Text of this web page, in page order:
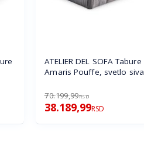
ATELIER DEL SOFA Tabure
Amaris Pouffe, svetlo siva
70.199,99RSD
38.189,99RSD